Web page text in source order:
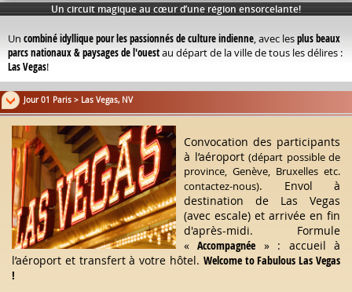
Un circuit magique au cœur d’une région ensorcelante!
Un combiné idyllique pour les passionnés de culture indienne, avec lesplus beaux
parcs nationaux & paysages de l'ouestau départ de la ville de tous les délires :
Las Vegas!
Jour 01 Paris > Las Vegas, NV
Convocation des participants
à l’aéroport (départ possible de
province, Genève, Bruxelles etc.
contactez-nous). Envol à
destination de Las Vegas
(avec escale) et arrivée en fin
d'après-midi. Formule
«Accompagnée » : accueil à
l’aéroport et transfert à votre hôtel. Welcome to Fabulous Las Vegas
!